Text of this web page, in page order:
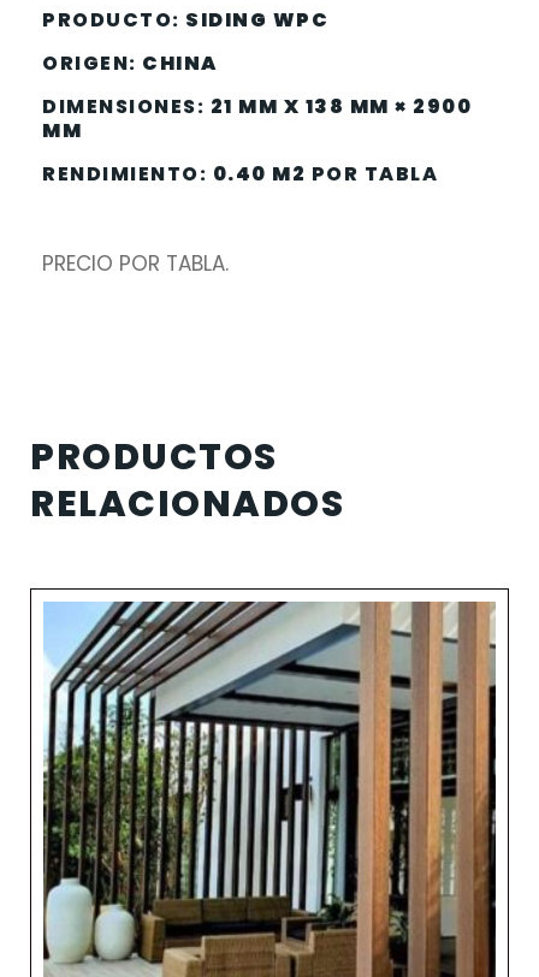
PRODUCTO: SIDING WPC
ORIGEN: CHINA
DIMENSIONES: 21 MM X 138 MM × 2900
MM
RENDIMIENTO: 0.40 M2 POR TABLA
PRECIO POR TABLA.
PRODUCTOS
RELACIONADOS